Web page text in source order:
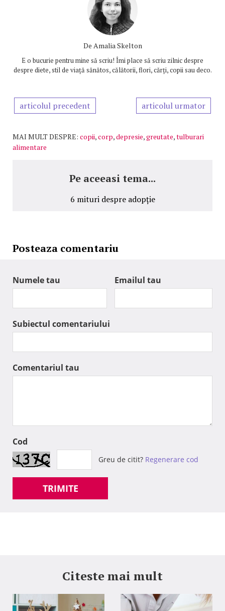
De Amalia Skelton
E o bucurie pentru mine să scriu! Îmi place să scriu zilnic despre
despre diete, stil de viață sănătos, călătorii, flori, cărți, copii sau deco.
articolul precedent articolul urmator
MAI MULT DESPRE: copii,corp,depresie,greutate,tulburari
alimentare
Pe aceeasi tema...
6 mituri despre adopție
Posteaza comentariu
Numele tau Emailul tau
Subiectul comentariului
Comentariul tau
Cod
Greu de citit? Regenerare cod
TRIMITE
Citeste mai mult